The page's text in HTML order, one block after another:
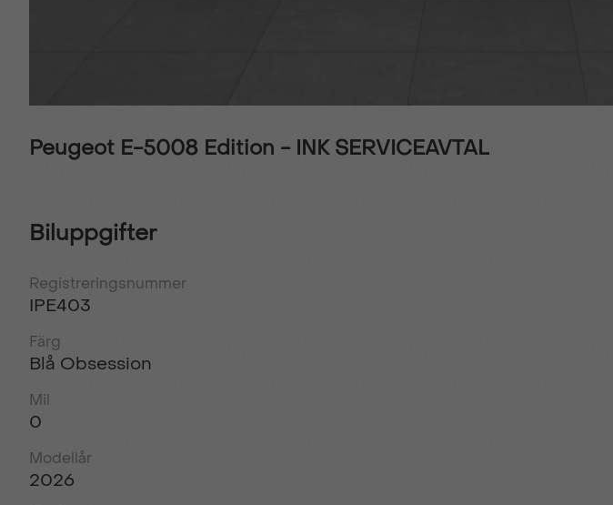
Peugeot E-5008 Edition - INK SERVICEAVTAL
Biluppgifter
Registreringsnummer
IPE403
Färg
Blå Obsession
Mil
0
Modellår
2026